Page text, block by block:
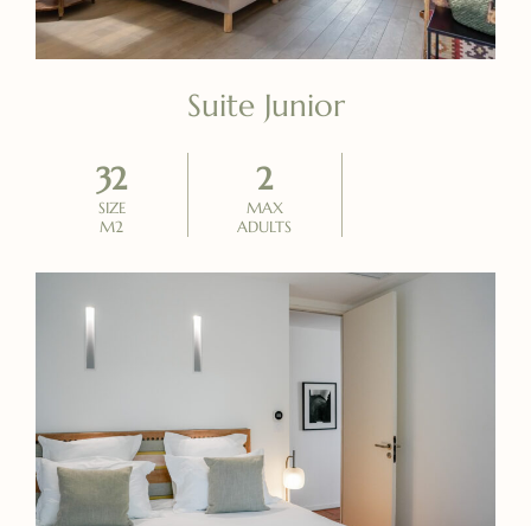
Suite Junior
32
SIZE
M2
2
MAX
ADULTS